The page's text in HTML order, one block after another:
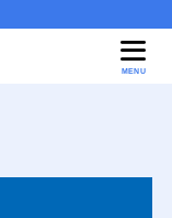
MENU